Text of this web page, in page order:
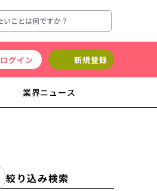
ログイン 新規登録
業界ニュース
絞り込み検索